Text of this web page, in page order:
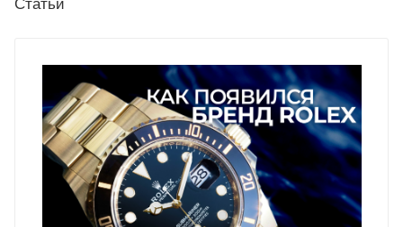
Статьи